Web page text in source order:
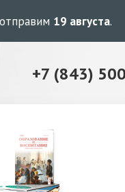
19 августа.
+7 (843)